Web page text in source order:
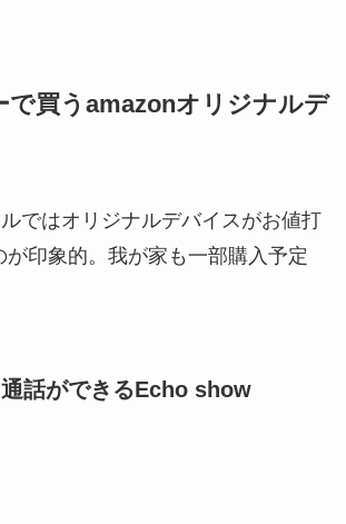
で買うamazonオリジナルデ
ではオリジナルデバイスがお値打
が印象的。我が家も一部購入予定
話ができるEcho show